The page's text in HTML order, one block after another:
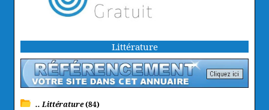
Littérature
.. Littérature(84)